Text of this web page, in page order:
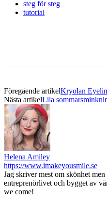
steg för steg
tutorial
Föregående artikelKryolan
Nästa artikelLila
Helena Amiley
https://www.imakeyousmile.se
Jag skriver mest om skönhet
entreprenörlivet och bygget av
we come!